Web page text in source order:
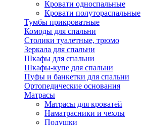
Кровати односпальные
Кровати полутораспальные
Тумбы прикроватные
Комоды для спальни
Столики туалетные, трюмо
Зеркала для спальни
Шкафы для спальни
Шкафы-купе для спальни
Пуфы и банкетки для спальни
Ортопедические основания
Матрасы
Матрасы для кроватей
Наматрасники и чехлы
Подушки